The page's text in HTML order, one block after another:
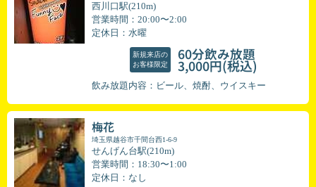
西川口駅(210m)
営業時間：20:00〜2:00
定休日：水曜
新規来店の
お客様限定
60分飲み放題
3,000円(税込)
飲み放題内容：ビール、焼酎、ウイスキー
梅花
埼玉県越谷市千間台西1-6-9
せんげん台駅(210m)
営業時間：18:30〜1:00
定休日：なし